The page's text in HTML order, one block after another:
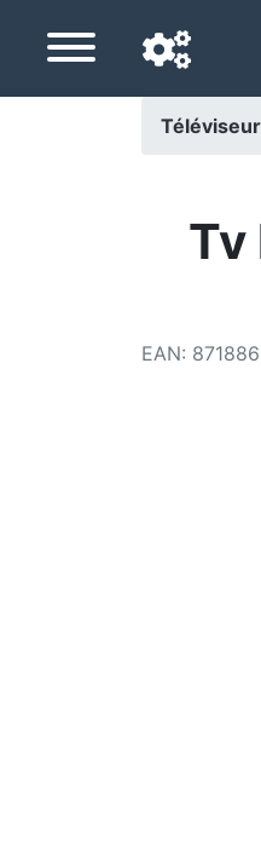
Pays de livraisonTv
EAN: